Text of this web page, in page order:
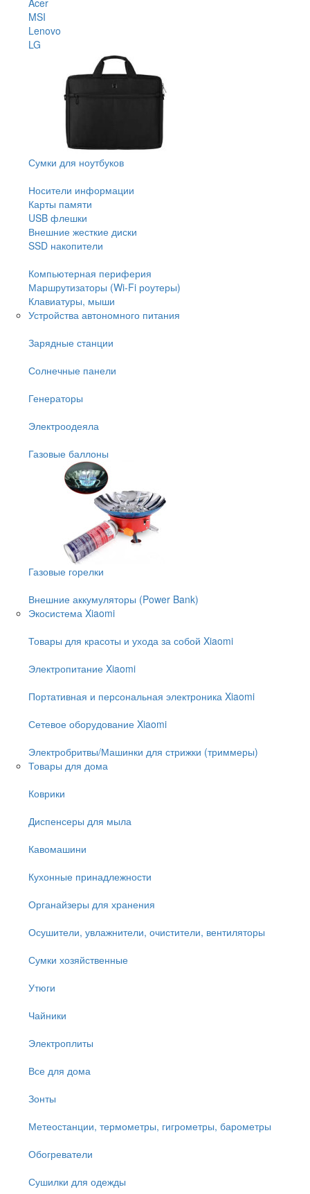
MSI
Lenovo
LG
Сумки для ноутбуков
Носители информации
Карты памяти
USB флешки
Внешние жесткие диски
SSD накопители
Компьютерная периферия
Маршрутизаторы (Wi-Fi роутеры)
Клавиатуры, мыши
Устройства автономного питания
Зарядные станции
Солнечные панели
Генераторы
Электроодеяла
Газовые баллоны
Газовые горелки
Внешние аккумуляторы (Power Bank)
Экосистема Xiaomi
Товары для красоты и ухода за собой Xiaomi
Электропитание Xiaomi
Портативная и персональная электроника Xiaomi
Сетевое оборудование Xiaomi
Электробритвы/Машинки для стрижки (триммеры)
Товары для дома
Коврики
Диспенсеры для мыла
Кавомашини
Кухонные принадлежности
Органайзеры для хранения
Осушители, увлажнители, очистители, вентиляторы
Сумки хозяйственные
Утюги
Чайники
Электроплиты
Все для дома
Зонты
Метеостанции, термометры, гигрометры, барометры
Обогреватели
Сушилки для одежды